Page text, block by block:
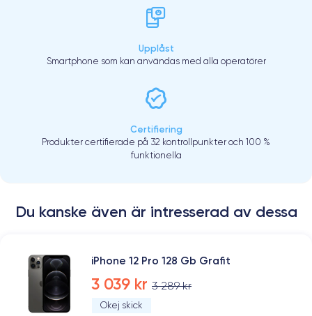
Upplåst
Smartphone som kan användas med alla operatörer
Certifiering
Produkter certifierade på 32 kontrollpunkter och 100 %
funktionella
Du kanske även är intresserad av dessa
iPhone 12 Pro 128 Gb Grafit
3 039 kr 3 289 kr
Okej skick